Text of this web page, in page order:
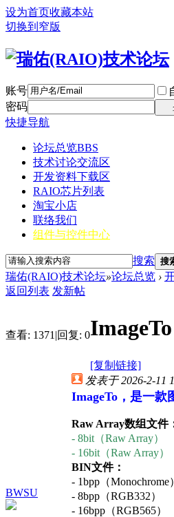
设为首页收藏本站
切换到窄版
账号
密码
快捷导航
论坛总览BBS
技术讨论交流区
开发资料下载区
RAIO芯片列表
淘宝小店
联络我们
组件与控件中心
搜索 搜
瑞佑(RAIO)技术论坛»论坛总览 ›
返回列表 发新帖
查看: 1371 |回复: 0
[复制链接]
BWSU
发表于 2026-2-11
ImageTo，是一款
Raw Array数组文件
- 8bit（Raw Array）
- 16bit（Raw Array）
BIN文件：
- 1bpp（Monochrome）
- 8bpp（RGB332）
- 16bpp（RGB565）